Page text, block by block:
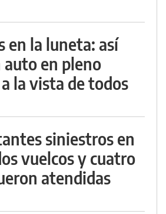
en la luneta: así
en pleno
la vista de todos
siniestros en
vuelcos y cuatro
atendidas